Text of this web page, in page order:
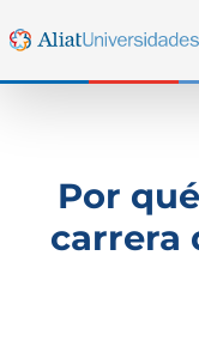
Por
carrera